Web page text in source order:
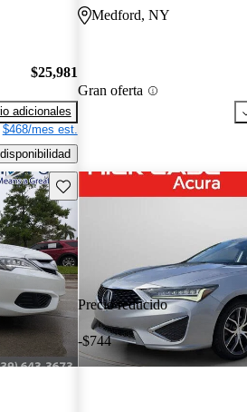
$25,981
adicionales
$468/mes est.
Medford, NY
Gran oferta
Guarda este Aviso
Precio reducido
-$744